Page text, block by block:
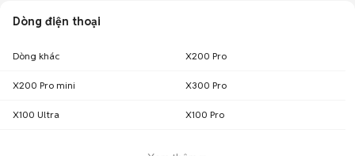
Dòng điện thoại
Dòng khác X200 Pro
X200 Pro mini X300 Pro
X100 Ultra X100 Pro